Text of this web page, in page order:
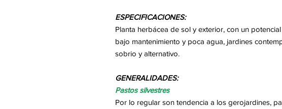
ESPECIFICACIONES:
Planta herbácea de sol y exterior, con un
bajo mantenimiento y poca agua, jardines
sobrio y alternativo.
GENERALIDADES:
Pastos silvestres
Por lo regular son tendencia a los gerojardines,